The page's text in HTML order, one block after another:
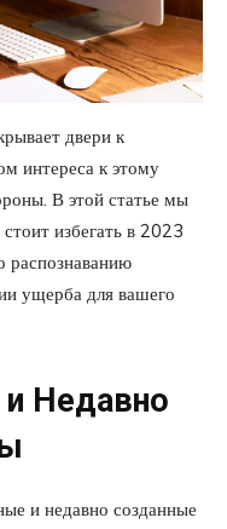
двери к
интереса к этому
В этой статье мы
избегать в 2023
распознаванию
ущерба для вашего
Недавно
и недавно созданные